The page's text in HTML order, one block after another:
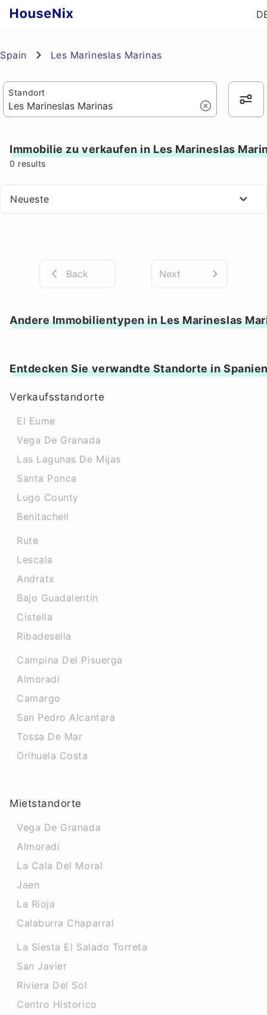
Spain Les Marineslas Marinas
Standort
Immobilie zu verkaufen in Les Marineslas
0 results
Neueste
Back Next
Andere Immobilientypen in Les Marineslas
Entdecken Sie verwandte Standorte in
Verkaufsstandorte
El Eume
Vega De Granada
Las Lagunas De Mijas
Santa Ponca
Lugo County
Benitachell
Rute
Lescala
Andratx
Bajo Guadalentin
Cistella
Ribadesella
Campina Del Pisuerga
Almoradi
Camargo
San Pedro Alcantara
Tossa De Mar
Orihuela Costa
Mietstandorte
Vega De Granada
Almoradi
La Cala Del Moral
Jaen
La Rioja
Calaburra Chaparral
La Siesta El Salado Torreta
San Javier
Riviera Del Sol
Centro Historico